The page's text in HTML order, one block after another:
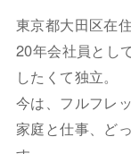
東京都大田区在住
20年会社員とし
したくて独立。
今は、フルフレ
家庭と仕事、ど